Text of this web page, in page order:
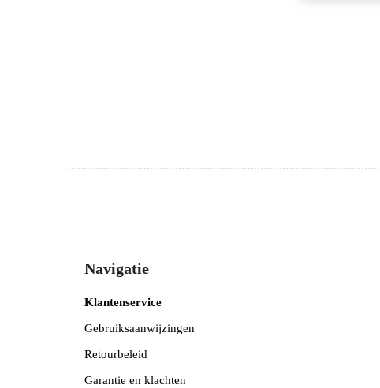
Navigatie
Klantenservice
Gebruiksaanwijzingen
Retourbeleid
Garantie en klachten